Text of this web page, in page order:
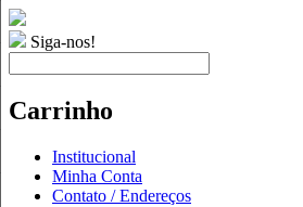
Siga-nos!
Carrinho
Institucional
Minha Conta
Contato / Endereços